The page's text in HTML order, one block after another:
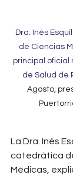
Dra. Inés
de Ciencias
principal
de Salud de
Agosto,
La Dra. Inés
catedrática
Médicas,